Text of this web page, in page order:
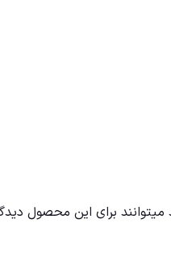
برای این محصول